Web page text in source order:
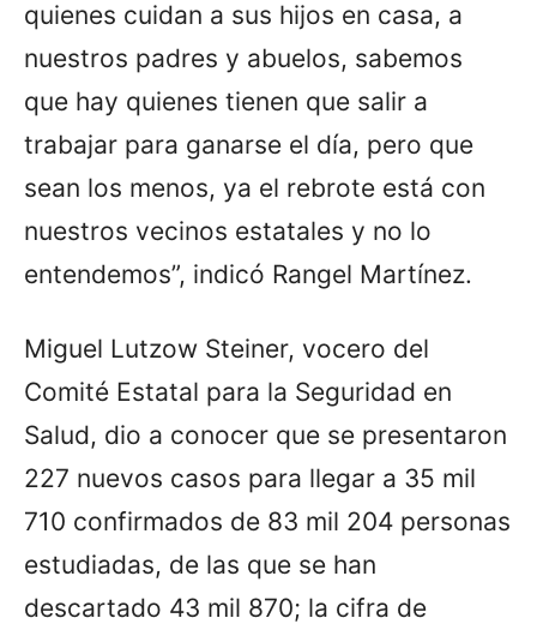
quienes cuidan a sus hijos en casa, a
nuestros padres y abuelos, sabemos
que hay quienes tienen que salir a
trabajar para ganarse el día, pero que
sean los menos, ya el rebrote está con
nuestros vecinos estatales y no lo
entendemos”, indicó Rangel Martínez.
Miguel Lutzow Steiner, vocero del
Comité Estatal para la Seguridad en
Salud, dio a conocer que se presentaron
227 nuevos casos para llegar a 35 mil
710 confirmados de 83 mil 204 personas
estudiadas, de las que se han
descartado 43 mil 870; la cifra de